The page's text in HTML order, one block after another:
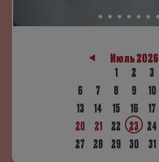
Июль 2026
1
2 3
6
7 8 9 10
13
14 15 16 17
20
21 22 23 24
27 28 29 30 31